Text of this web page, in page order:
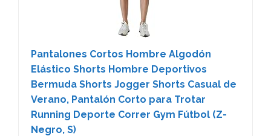
Pantalones Cortos Hombre Algodón
Elástico Shorts Hombre Deportivos
Bermuda Shorts Jogger Shorts Casual de
Verano, Pantalón Corto para Trotar
Running Deporte Correr Gym Fútbol (Z-
Negro, S)